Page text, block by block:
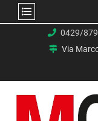
0429/
Via